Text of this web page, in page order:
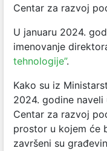
Centar za razvoj
U januaru 2024.
imenovanje
tehnologije”.
Kako su iz
2024. godine
Centar za razvoj
prostor u kojem će
završeni su